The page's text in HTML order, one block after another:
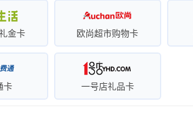
金卡 欧尚超市购物卡
卡 一号店礼品卡